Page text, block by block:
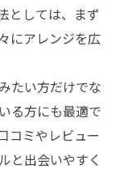
としては、まず
にアレンジを広
たい方だけでな
る方にも最適で
コミやレビュー
と出会いやすく